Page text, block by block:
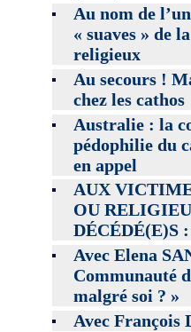
Au nom de
« suaves » de
religieux
Au secours !
chez les cathos
Australie : la
pédophilie du
en appel
AUX
OU
DÉCÉDÉ(E)S :
Avec Elena
Communauté
malgré soi ? »
Avec François